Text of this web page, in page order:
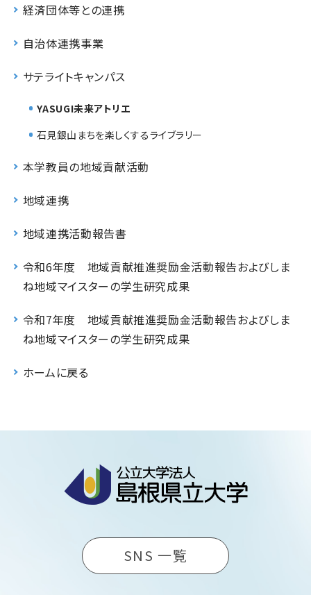
経済団体等との連携
自治体連携事業
サテライトキャンパス
YASUGI未来アトリエ
石見銀山まちを楽しくするライブラリー
本学教員の地域貢献活動
地域連携
地域連携活動報告書
令和6年度 地域貢献推進奨励金活動報告およびしま
ね地域マイスターの学生研究成果
令和7年度 地域貢献推進奨励金活動報告およびしま
ね地域マイスターの学生研究成果
ホームに戻る
SNS 一覧